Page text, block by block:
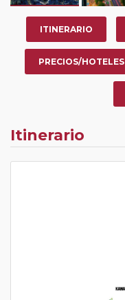
ITINERARIO
PRECIOS/HOTELES
Itinerario